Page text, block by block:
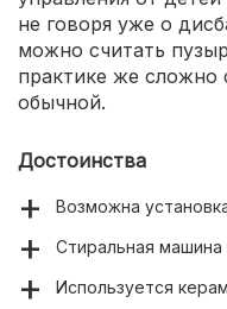
не говоря уже о
можно считать
практике же сложно
обычной.
Достоинства
Возможна
Стиральная машина
Используется